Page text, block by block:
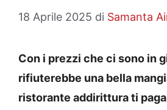
18 Aprile 2025 di Samanta
Con i prezzi che ci sono in
rifiuterebbe una bella
ristorante addirittura ti